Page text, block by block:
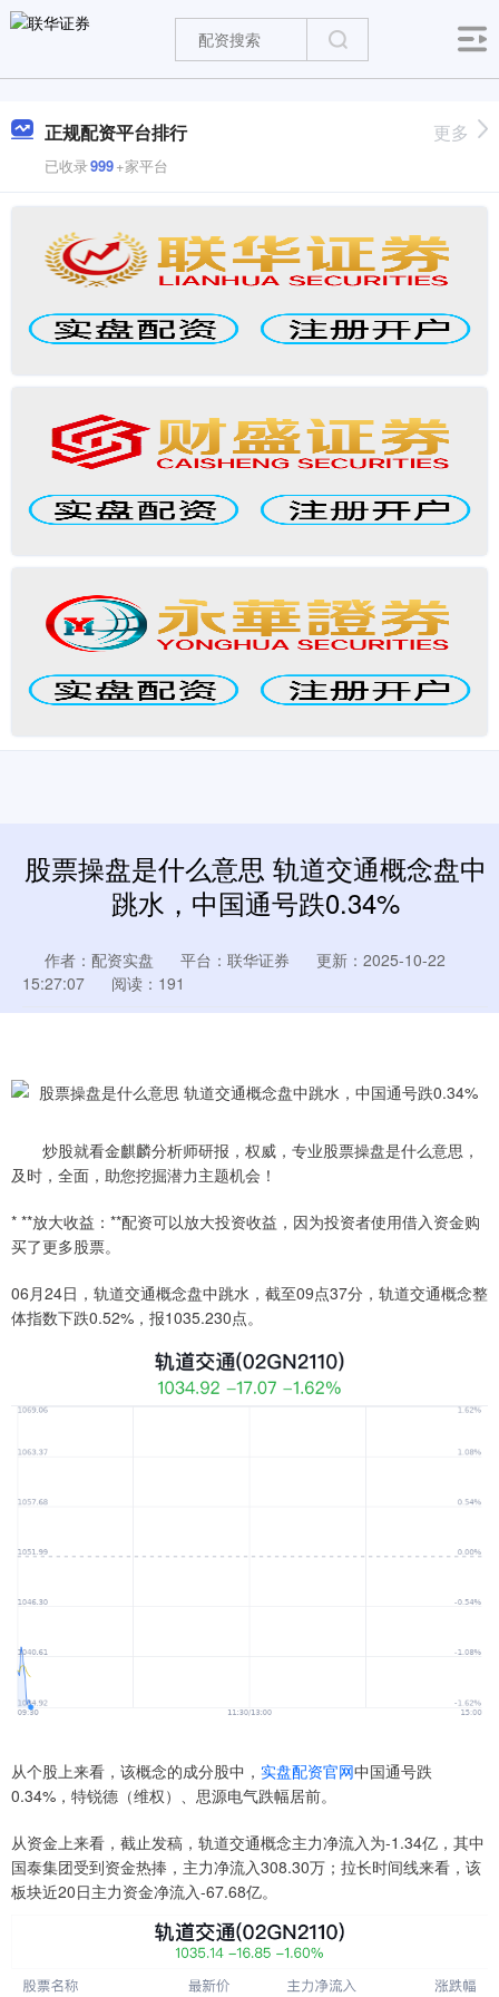
正规配资平台排行
已收录999+家平台
更多
股票操盘是什么意思 轨道交通概念盘中
跳水，中国通号跌0.34%
作者：配资实盘 平台：联华证券
更新：2025-10-22
15:27:07
阅读：191
炒股就看金麒麟分析师研报，权威，专业股票操盘是什么意思，
及时，全面，助您挖掘潜力主题机会！
* **放大收益：**配资可以放大投资收益，因为投资者使用借入资金购
买了更多股票。
06月24日，轨道交通概念盘中跳水，截至09点37分，轨道交通概念整
体指数下跌0.52%，报1035.230点。
从个股上来看，该概念的成分股中， 实盘配资官网中国通号跌
0.34%，特锐德（维权）、思源电气跌幅居前。
从资金上来看，截止发稿，轨道交通概念主力净流入为-1.34亿，其中
国泰集团受到资金热捧，主力净流入308.30万；拉长时间线来看，该
板块近20日主力资金净流入-67.68亿。